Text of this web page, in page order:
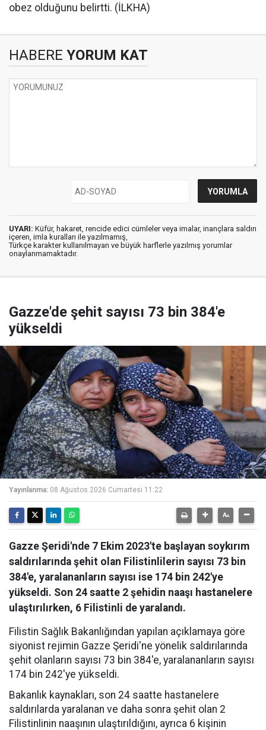
obez olduğunu belirtti. (İLKHA)
HABERE YORUM KAT
UYARI: Küfür, hakaret, rencide edici cümleler veya imalar, inançlara saldırı
içeren, imla kuralları ile yazılmamış,
Türkçe karakter kullanılmayan ve büyük harflerle yazılmış yorumlar
onaylanmamaktadır.
Gazze'de şehit sayısı 73 bin 384'e
yükseldi
Yayınlanma: 08 Ağustos 2026 Cumartesi 11:22
Gazze Şeridi'nde 7 Ekim 2023'te başlayan soykırım
saldırılarında şehit olan Filistinlilerin sayısı 73 bin
384'e, yaralananların sayısı ise 174 bin 242'ye
yükseldi. Son 24 saatte 2 şehidin naaşı hastanelere
ulaştırılırken, 6 Filistinli de yaralandı.
Filistin Sağlık Bakanlığından yapılan açıklamaya göre
siyonist rejimin Gazze Şeridi'ne yönelik saldırılarında
şehit olanların sayısı 73 bin 384'e, yaralananların sayısı
174 bin 242'ye yükseldi.
Bakanlık kaynakları, son 24 saatte hastanelere
saldırılarda yaralanan ve daha sonra şehit olan 2
Filistinlinin naaşının ulaştırıldığını, ayrıca 6 kişinin